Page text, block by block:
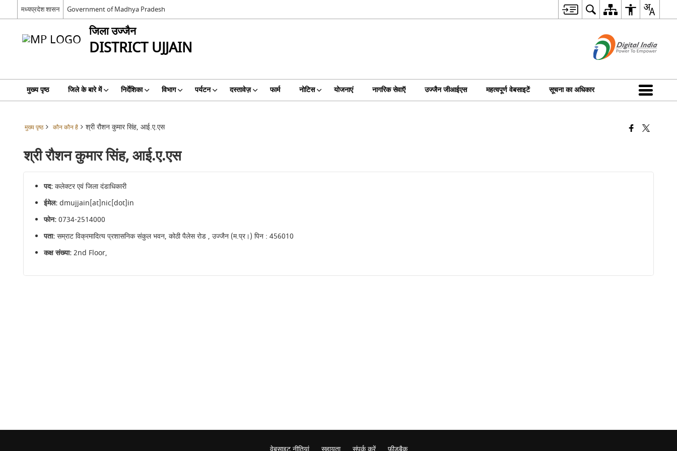
मध्यप्रदेश शासन Government of Madhya Pradesh
जिला उज्जैन
DISTRICT UJJAIN
मुख्य पृष्ठ जिले के बारे में निर्देशिका विभाग पर्यटन दस्तावेज़ फार्म नोटिस योजनाएं नागरिक सेवाऍ उज्जैन जीआईएस महत्वपूर्ण वेबसाइटें सूचना का अधिकार
मुख्य पृष्ठ कौन कौन है श्री रौशन कुमार सिंह, आई.ए.एस
श्री रौशन कुमार सिंह, आई.ए.एस
पद:कलेक्टर एवं जिला दंडाधिकारी
ईमेल:dmujjain[at]nic[dot]in
फोन:0734-2514000
पता:सम्राट विक्रमादित्य प्रशासनिक संकुल भवन, कोठी पैलेस रोड , उज्जैन (म.प्र।) पिन : 456010
कक्ष संख्या:2nd Floor,